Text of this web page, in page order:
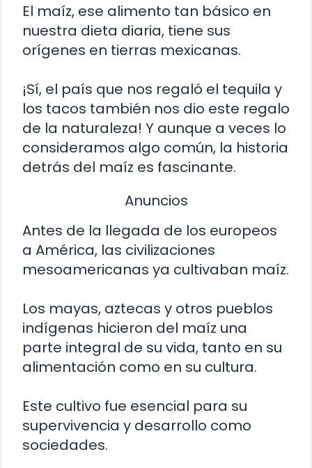
El maíz, ese alimento tan básico en
nuestra dieta diaria, tiene sus
orígenes en tierras mexicanas.
¡Sí, el país que nos regaló el tequila y
los tacos también nos dio este regalo
de la naturaleza! Y aunque a veces lo
consideramos algo común, la historia
detrás del maíz es fascinante.
Anuncios
Antes de la llegada de los europeos
a América, las civilizaciones
mesoamericanas ya cultivaban maíz.
Los mayas, aztecas y otros pueblos
indígenas hicieron del maíz una
parte integral de su vida, tanto en su
alimentación como en su cultura.
Este cultivo fue esencial para su
supervivencia y desarrollo como
sociedades.